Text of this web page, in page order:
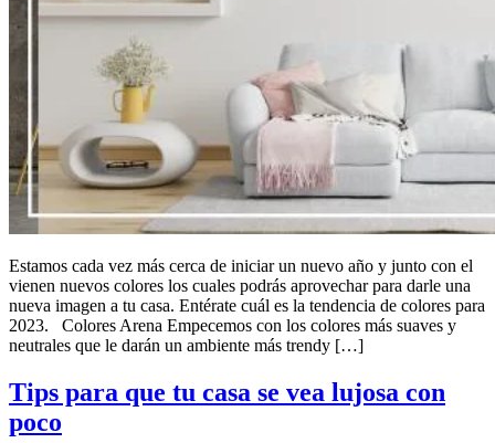
Estamos cada vez más cerca de iniciar un nuevo año y junto con el
vienen nuevos colores los cuales podrás aprovechar para darle una
nueva imagen a tu casa. Entérate cuál es la tendencia de colores para
2023. Colores Arena Empecemos con los colores más suaves y
neutrales que le darán un ambiente más trendy […]
Tips para que tu casa se vea lujosa con
poco